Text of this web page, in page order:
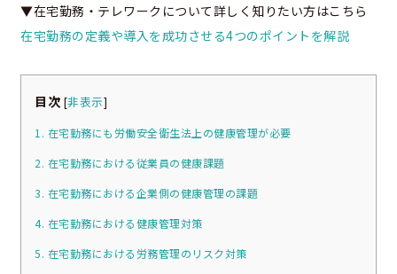
▼在宅勤務・テレワークについて詳しく知りたい方はこちら
在宅勤務の定義や導入を成功させる4つのポイントを解説
目次 [非表示]
1. 在宅勤務にも労働安全衛生法上の健康管理が必要
2. 在宅勤務における従業員の健康課題
3. 在宅勤務における企業側の健康管理の課題
4. 在宅勤務における健康管理対策
5. 在宅勤務における労務管理のリスク対策